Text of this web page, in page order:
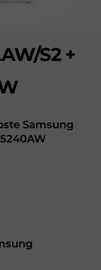
S2 +
Samsung